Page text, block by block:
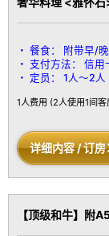
餐食：
附带早/
支付方法：
信用
定员：
1人～2人
1人费用 (2人使用1间客
详细内容 / 订房
【顶级和牛】附